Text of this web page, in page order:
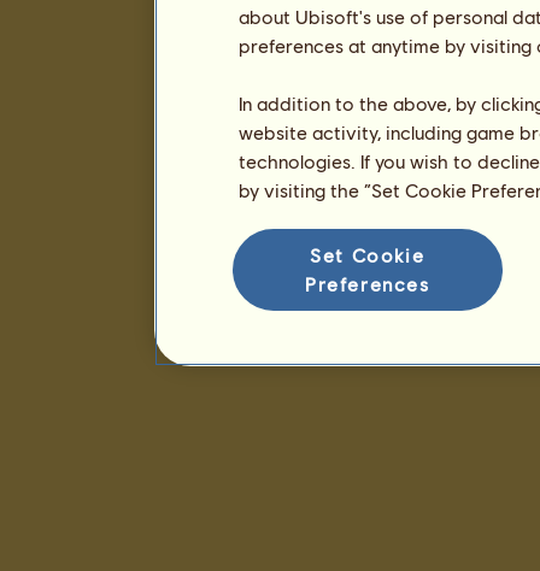
about Ubisoft's use of personal
preferences at anytime by
In addition to the above, by
website activity, including game
technologies. If you wish to
by visiting the “Set Cookie
Set Cookie
Preferences